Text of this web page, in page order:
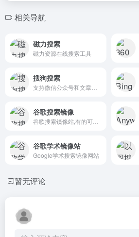
相关导航
磁力搜索
磁力资源在线搜索工具
搜狗搜索
谷歌搜索镜像
谷歌学术镜像站
Google学术搜索镜像网站
暂无评论